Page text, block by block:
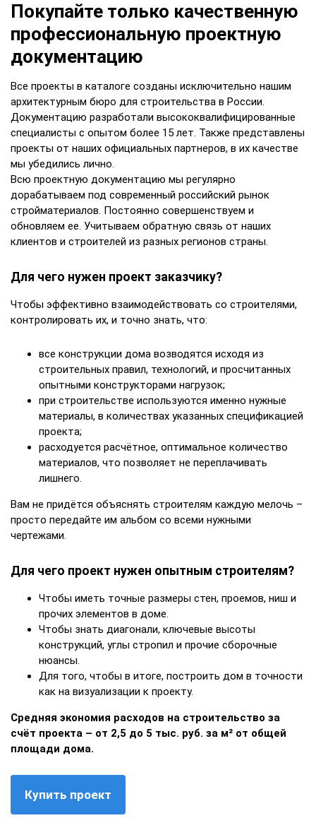
Покупайте только качественную
профессиональную проектную
документацию
Все проекты в каталоге созданы исключительно нашим
архитектурным бюро для строительства в России.
Документацию разработали высококвалифицированные
специалисты с опытом более 15 лет. Также представлены
проекты от наших официальных партнеров, в их качестве
мы убедились лично.
Всю проектную документацию мы регулярно
дорабатываем под современный российский рынок
стройматериалов. Постоянно совершенствуем и
обновляем ее. Учитываем обратную связь от наших
клиентов и строителей из разных регионов страны.
Для чего нужен проект заказчику?
Чтобы эффективно взаимодействовать со строителями,
контролировать их, и точно знать, что:
все конструкции дома возводятся исходя из
строительных правил, технологий, и просчитанных
опытными конструкторами нагрузок;
при строительстве используются именно нужные
материалы, в количествах указанных спецификацией
проекта;
расходуется расчётное, оптимальное количество
материалов, что позволяет не переплачивать
лишнего.
Вам не придётся объяснять строителям каждую мелочь –
просто передайте им альбом со всеми нужными
чертежами.
Для чего проект нужен опытным строителям?
Чтобы иметь точные размеры стен, проемов, ниш и
прочих элементов в доме.
Чтобы знать диагонали, ключевые высоты
конструкций, углы стропил и прочие сборочные
нюансы.
Для того, чтобы в итоге, построить дом в точности
как на визуализации к проекту.
Средняя экономия расходов на строительство за
счёт проекта – от 2,5 до 5 тыс. руб. за м² от общей
площади дома.
Купить проект